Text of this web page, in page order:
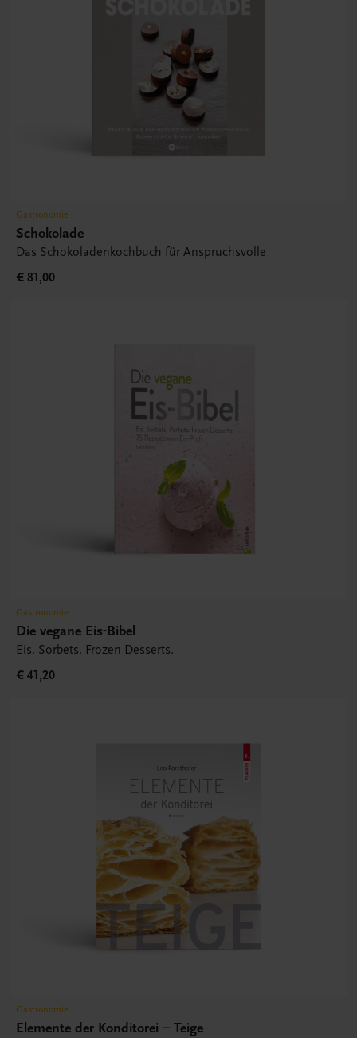
Gastronomie
Schokolade
Das Schokoladenkochbuch für Anspruchsvolle
€ 81,00
Gastronomie
Die vegane Eis-Bibel
Eis. Sorbets. Frozen Desserts.
€ 41,20
Gastronomie
Elemente der Konditorei – Teige